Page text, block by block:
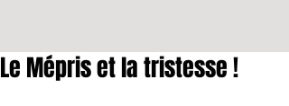
Le Mépris et la tristesse !